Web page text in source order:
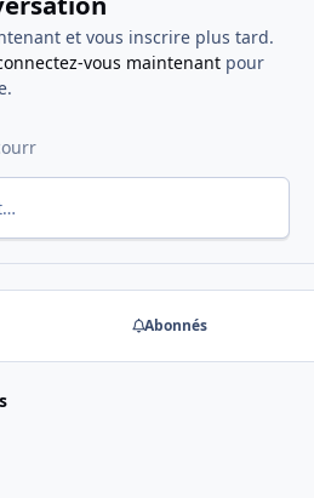
et vous inscrire plus tard.
vous maintenantpour
Abonnés